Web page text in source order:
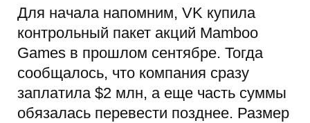
Для начала напомним, VK купила
контрольный пакет акций Mamboo
Games в прошлом сентябре. Тогда
сообщалось, что компания сразу
заплатила $2 млн, а еще часть суммы
обязалась перевести позднее. Размер